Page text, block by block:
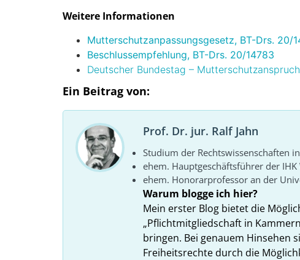
Weitere Informationen
Mutterschutzanpassungsgesetz, BT-Drs. 20/
Beschlussempfehlung, BT-Drs. 20/14783
Deutscher Bundestag –
Ein Beitrag von:
Prof. Dr. jur. Ralf Jahn
Studium der Rechtswissenschaften
ehem. Hauptgeschäftsführer der
ehem. Honorarprofessor an der
Warum blogge ich hier?
Mein erster Blog bietet die
„Pflichtmitgliedschaft in
bringen. Bei genauem Hinsehen
Freiheitsrechte durch die